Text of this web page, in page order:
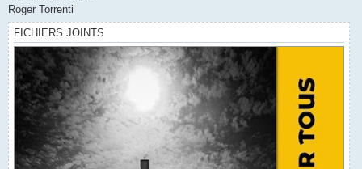
Roger Torrenti
FICHIERS JOINTS